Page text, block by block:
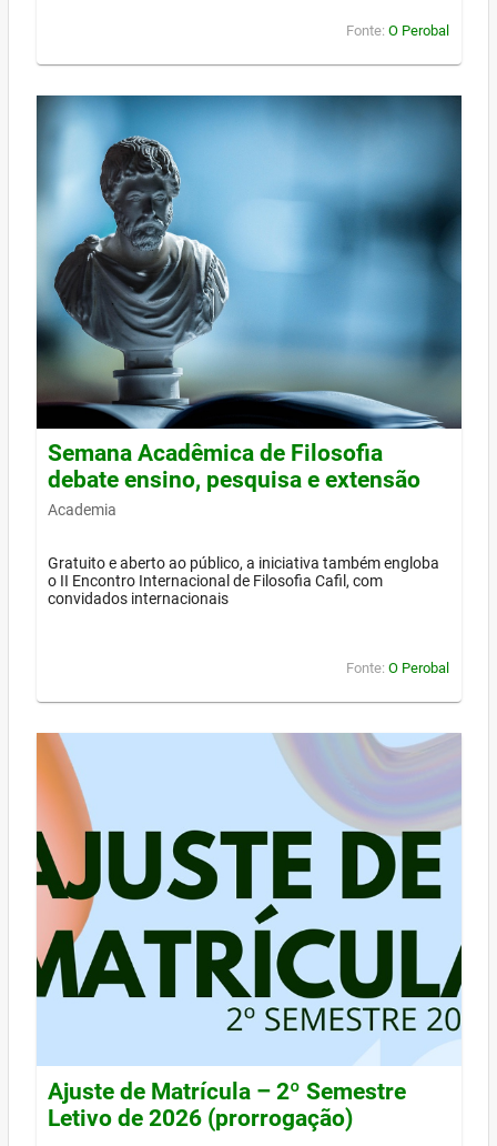
Fonte: O Perobal
Semana Acadêmica de Filosofia
debate ensino, pesquisa e extensão
Academia
Gratuito e aberto ao público, a iniciativa também engloba
o II Encontro Internacional de Filosofia Cafil, com
convidados internacionais
Fonte: O Perobal
Ajuste de Matrícula – 2º Semestre
Letivo de 2026 (prorrogação)